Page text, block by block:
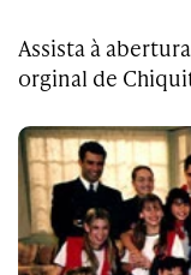
Assista à
orginal de